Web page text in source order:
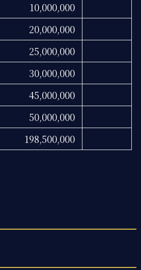
10,000,000
20,000,000
25,000,000
30,000,000
45,000,000
50,000,000
198,500,000